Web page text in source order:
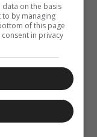
on the basis
to by managing
of this page
in privacy